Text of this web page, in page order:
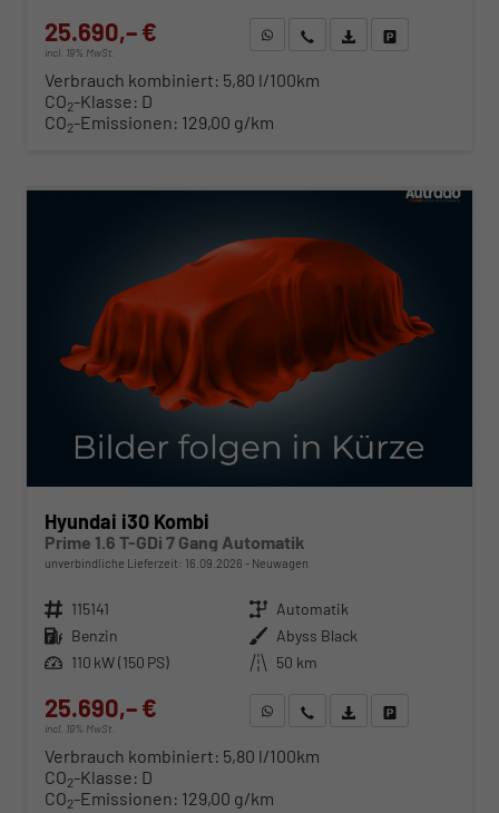
25.690,– €
incl. 19% MwSt.
WhatsApp anfragen
Wir rufen Sie anFahrzeugexposé (PDF)
Verbrauch kombiniert: 5,80 l/100km
CO2-Klasse: D
CO2-Emissionen: 129,00 g/km
Hyundai i30 Kombi
Prime 1.6 T-GDi 7 Gang Automatik
unverbindliche Lieferzeit: 16.09.2026 Neuwagen
Fahrzeugnr. 115141 Getriebe Automatik
Kraftstoff Benzin Außenfarbe Abyss Black
Leistung 110 kW (150 PS) Kilometerstand 50 km
25.690,– €
incl. 19% MwSt.
WhatsApp anfragen
Wir rufen Sie anFahrzeugexposé (PDF)
Verbrauch kombiniert: 5,80 l/100km
CO2-Klasse: D
CO2-Emissionen: 129,00 g/km